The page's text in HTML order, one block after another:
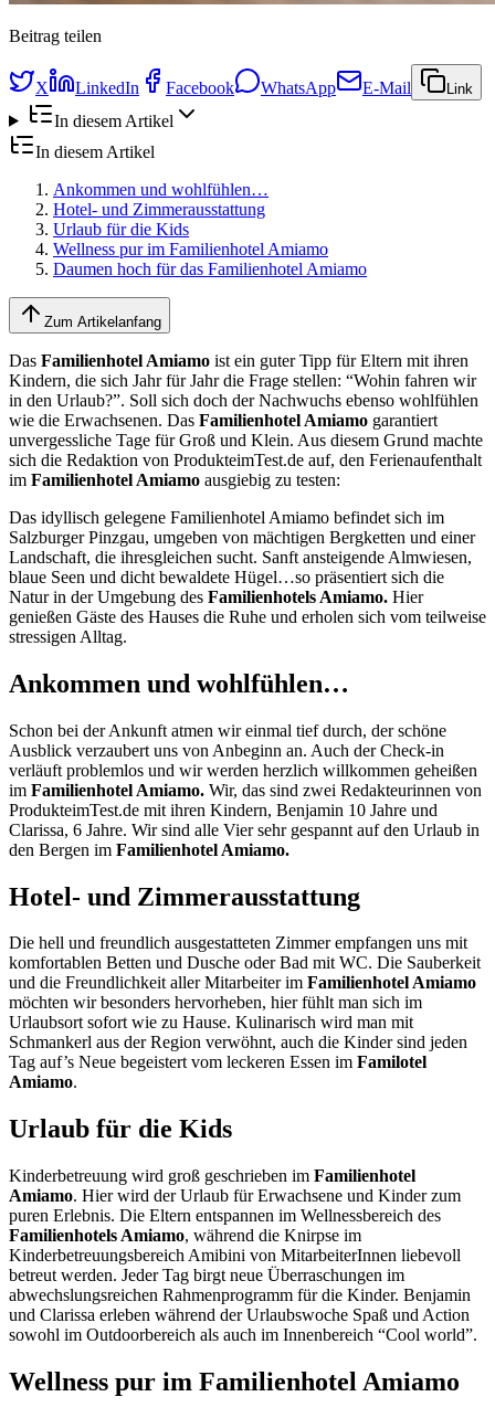
Beitrag teilen
X LinkedIn Facebook WhatsApp E-Mail Link
In diesem Artikel
In diesem Artikel
Ankommen und wohlfühlen…
Hotel- und Zimmerausstattung
Urlaub für die Kids
Wellness pur im Familienhotel Amiamo
Daumen hoch für das Familienhotel Amiamo
Zum Artikelanfang
Das Familienhotel Amiamo ist ein guter Tipp für Eltern mit ihren
Kindern, die sich Jahr für Jahr die Frage stellen: “Wohin fahren wir
in den Urlaub?”. Soll sich doch der Nachwuchs ebenso wohlfühlen
wie die Erwachsenen. Das Familienhotel Amiamo garantiert
unvergessliche Tage für Groß und Klein. Aus diesem Grund machte
sich die Redaktion von ProdukteimTest.de auf, den Ferienaufenthalt
im Familienhotel Amiamo ausgiebig zu testen:
Das idyllisch gelegene Familienhotel Amiamo befindet sich im
Salzburger Pinzgau, umgeben von mächtigen Bergketten und einer
Landschaft, die ihresgleichen sucht. Sanft ansteigende Almwiesen,
blaue Seen und dicht bewaldete Hügel…so präsentiert sich die
Natur in der Umgebung des Familienhotels Amiamo. Hier
genießen Gäste des Hauses die Ruhe und erholen sich vom teilweise
stressigen Alltag.
Ankommen und wohlfühlen…
Schon bei der Ankunft atmen wir einmal tief durch, der schöne
Ausblick verzaubert uns von Anbeginn an. Auch der Check-in
verläuft problemlos und wir werden herzlich willkommen geheißen
im Familienhotel Amiamo. Wir, das sind zwei Redakteurinnen von
ProdukteimTest.de mit ihren Kindern, Benjamin 10 Jahre und
Clarissa, 6 Jahre. Wir sind alle Vier sehr gespannt auf den Urlaub in
den Bergen im Familienhotel Amiamo.
Hotel- und Zimmerausstattung
Die hell und freundlich ausgestatteten Zimmer empfangen uns mit
komfortablen Betten und Dusche oder Bad mit WC. Die Sauberkeit
und die Freundlichkeit aller Mitarbeiter im Familienhotel Amiamo
möchten wir besonders hervorheben, hier fühlt man sich im
Urlaubsort sofort wie zu Hause. Kulinarisch wird man mit
Schmankerl aus der Region verwöhnt, auch die Kinder sind jeden
Tag auf’s Neue begeistert vom leckeren Essen im Familotel
Amiamo.
Urlaub für die Kids
Kinderbetreuung wird groß geschrieben im Familienhotel
Amiamo. Hier wird der Urlaub für Erwachsene und Kinder zum
puren Erlebnis. Die Eltern entspannen im Wellnessbereich des
Familienhotels Amiamo, während die Knirpse im
Kinderbetreuungsbereich Amibini von MitarbeiterInnen liebevoll
betreut werden. Jeder Tag birgt neue Überraschungen im
abwechslungsreichen Rahmenprogramm für die Kinder. Benjamin
und Clarissa erleben während der Urlaubswoche Spaß und Action
sowohl im Outdoorbereich als auch im Innenbereich “Cool world”.
Wellness pur im Familienhotel Amiamo